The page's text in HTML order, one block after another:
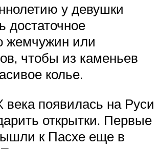
у девушки
достаточное
жемчужин или
чтобы из каменьев
колье.
века появилась на Руси
открытки. Первые
к Пасхе еще в